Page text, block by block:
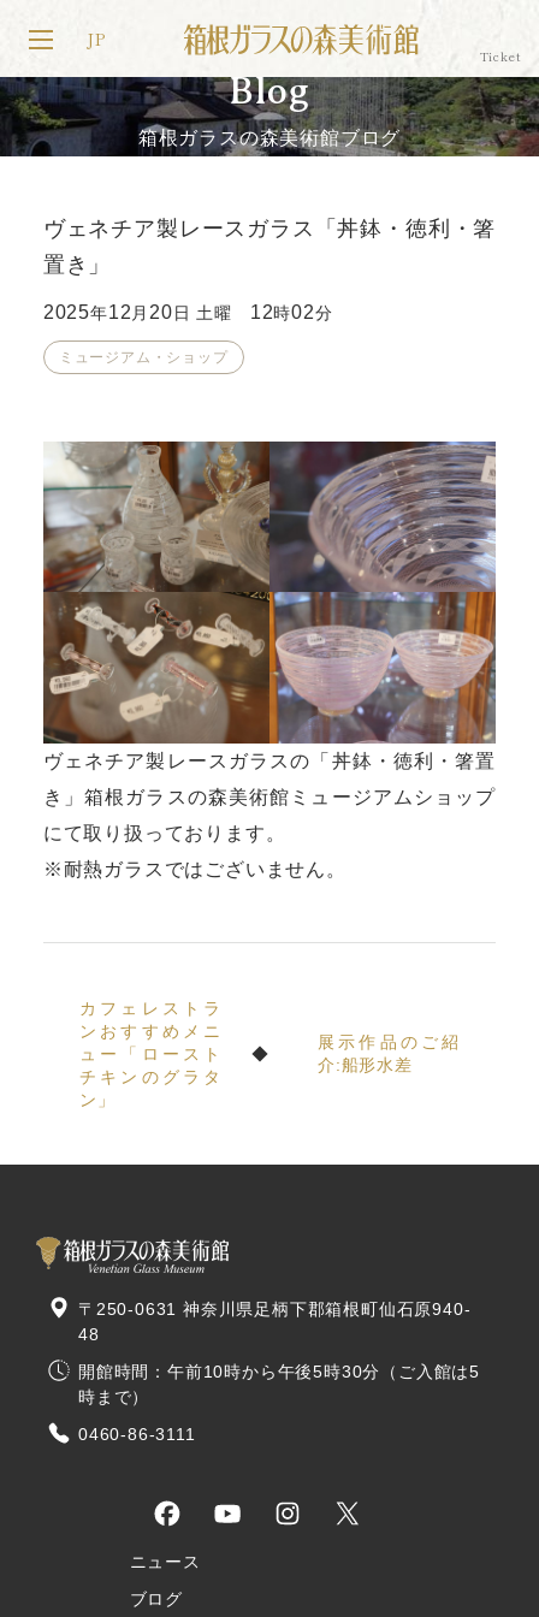
JP
Blog
箱根ガラスの森美術館ブログ
ヴェネチア製レースガラス「丼鉢・徳利・箸
置き」
2025年12 月 20 日 土曜 12時02分
ミュージアム・ショップ
ヴェネチア製レースガラスの「丼鉢・徳利・箸置
き」箱根ガラスの森美術館ミュージアムショップ
にて取り扱っております。
※耐熱ガラスではございません。
カフェレストラ
ンおすすめメニ
ュー「ロースト
チキンのグラタ
ン」
展示作品のご紹
介:船形水差
ニュース
ブログ
〒250-0631 神奈川県足柄下郡箱根町仙石原940-
48
開館時間：午前10時から午後5時30分（ご入館は5
時まで）
0460-86-3111